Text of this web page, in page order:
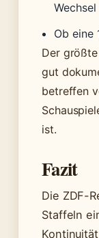
Wechsel
Ob eine
Der
gut
betreffen
ist.
Fazit
Die ZDF-
Staffeln